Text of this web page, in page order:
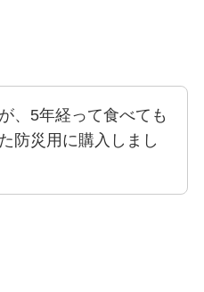
、5年経って食べても
防災用に購入しまし